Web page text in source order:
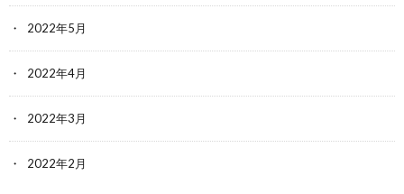
2022年5月
2022年4月
2022年3月
2022年2月